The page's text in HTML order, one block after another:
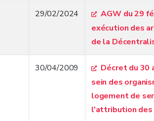
29/02/2024
AGW du 29
exécution des
de la
30/04/2009
Décret du 30
sein des
logement de
l'attribution des